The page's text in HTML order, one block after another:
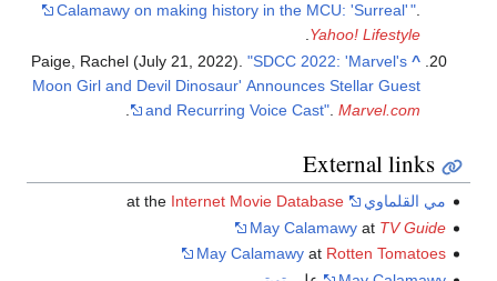
Calamawy on making history in the MCU: 'Surreal' ".
Yahoo! Lifestyle
.
^
Paige, Rachel (July 21, 2022)."SDCC 2022: 'Marvel's
Moon Girl and Devil Dinosaur' Announces Stellar Guest
and Recurring Voice Cast" .Marvel.com
External links
مي القلماوي at the
Internet Movie Database
May Calamawyat TV Guide
May Calamawyat Rotten Tomatoes